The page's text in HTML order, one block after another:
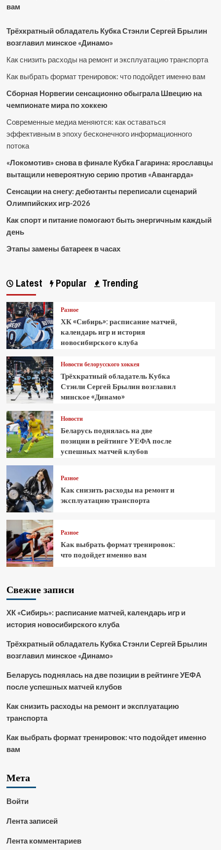
вам
Трёхкратный обладатель Кубка Стэнли Сергей Брылин
возглавил минское «Динамо»
Как снизить расходы на ремонт и эксплуатацию транспорта
Как выбрать формат тренировок: что подойдет именно вам
Сборная Норвегии сенсационно обыграла Швецию на
чемпионате мира по хоккею
Современные медиа меняются: как оставаться
эффективным в эпоху бесконечного информационного
потока
«Локомотив» снова в финале Кубка Гагарина: ярославцы
вытащили невероятную серию против «Авангарда»
Сенсации на снегу: дебютанты переписали сценарий
Олимпийских игр-2026
Как спорт и питание помогают быть энергичным каждый
день
Этапы замены батареек в часах
Latest Popular Trending
Разное
ХК «Сибирь»: расписание матчей,
календарь игр и история
новосибирского клуба
Новости белорусского хоккея
Трёхкратный обладатель Кубка
Стэнли Сергей Брылин возглавил
минское «Динамо»
Новости
Беларусь поднялась на две
позиции в рейтинге УЕФА после
успешных матчей клубов
Разное
Как снизить расходы на ремонт и
эксплуатацию транспорта
Разное
Как выбрать формат тренировок:
что подойдет именно вам
Свежие записи
ХК «Сибирь»: расписание матчей, календарь игр и
история новосибирского клуба
Трёхкратный обладатель Кубка Стэнли Сергей Брылин
возглавил минское «Динамо»
Беларусь поднялась на две позиции в рейтинге УЕФА
после успешных матчей клубов
Как снизить расходы на ремонт и эксплуатацию
транспорта
Как выбрать формат тренировок: что подойдет именно
вам
Мета
Войти
Лента записей
Лента комментариев